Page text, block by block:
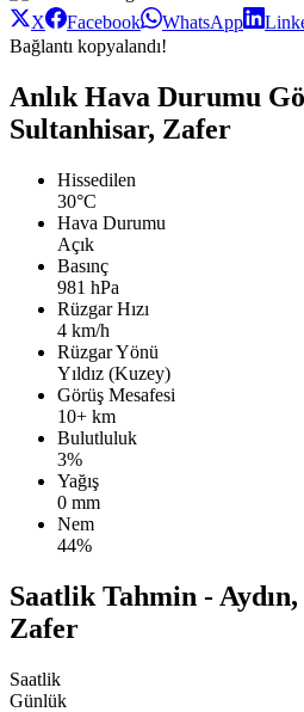
X Facebook WhatsApp
Bağlantı kopyalandı!
Anlık Hava Durumu
Sultanhisar, Zafer
Hissedilen
30°C
Hava Durumu
Açık
Basınç
981 hPa
Rüzgar Hızı
4 km/h
Rüzgar Yönü
Yıldız (Kuzey)
Görüş Mesafesi
10+ km
Bulutluluk
3%
Yağış
0 mm
Nem
44%
Saatlik Tahmin -
Zafer
Saatlik
Günlük